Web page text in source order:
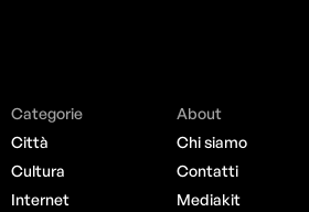
Categorie
Città
Cultura
Internet
About
Chi siamo
Contatti
Mediakit